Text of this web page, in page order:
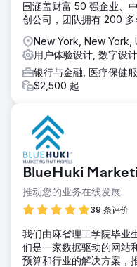
部署了内部 API 解决方案
SEO 策略，定位长尾关键
活动针对高转化关键词，
营销广告来增加销售额。
结果
凭借我们的数字战略，我
增长。转化率提高了
成本、提高销售额和提
者。
前往
围涵盖财富 50 强企业、
创公司，团队拥有 200 多
New York, New York,
用户体验设计, 数字设计
银行与金融, 医疗保健
$2,500 起
BlueHuki
推动您的业务在线发展
39 条评价
我们由麻省理工学院毕业
们是一家数据驱动的网站
预算和行业的解决方案，